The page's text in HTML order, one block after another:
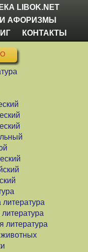
LIBOK.NET
АФОРИЗМЫ
КОНТАКТЫ
литература
литература
животных